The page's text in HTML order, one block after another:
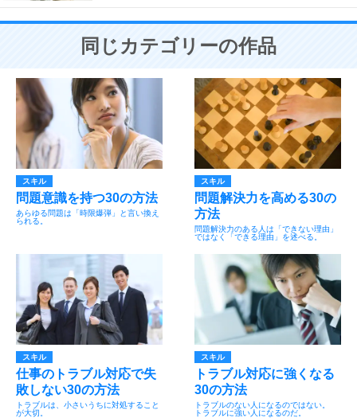
同じカテゴリーの作品
スキル
問題意識を持つ30の方法
あらゆる問題は「時限爆弾」と言い換え
られる。
スキル
問題解決力を高める30の
方法
問題解決力のある人は「できない理由」
ではなく「できる理由」を述べる。
スキル
仕事のトラブル対応で失
敗しない30の方法
トラブルは、小さいうちに対処すること
が大切。
スキル
トラブル対応に強くなる
30の方法
トラブルのない人になるのではない。
トラブルに強い人になるのだ。